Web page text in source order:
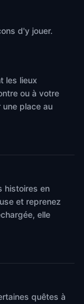
d'y jouer.
les lieux
ou à votre
une place au
histoires en
et reprenez
elle
quêtes à